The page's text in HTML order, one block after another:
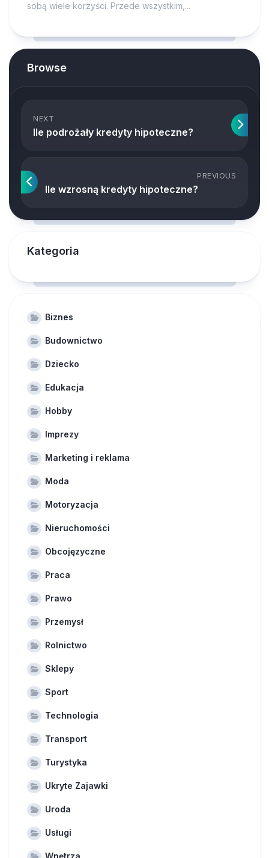
sobą wiele korzyści. Przede wszystkim,...
Browse
NEXT
Ile podrożały kredyty hipoteczne?
PREVIOUS
Ile wzrosną kredyty hipoteczne?
Kategoria
Biznes
Budownictwo
Dziecko
Edukacja
Hobby
Imprezy
Marketing i reklama
Moda
Motoryzacja
Nieruchomości
Obcojęzyczne
Praca
Prawo
Przemysł
Rolnictwo
Sklepy
Sport
Technologia
Transport
Turystyka
Ukryte Zajawki
Uroda
Usługi
Wnętrza